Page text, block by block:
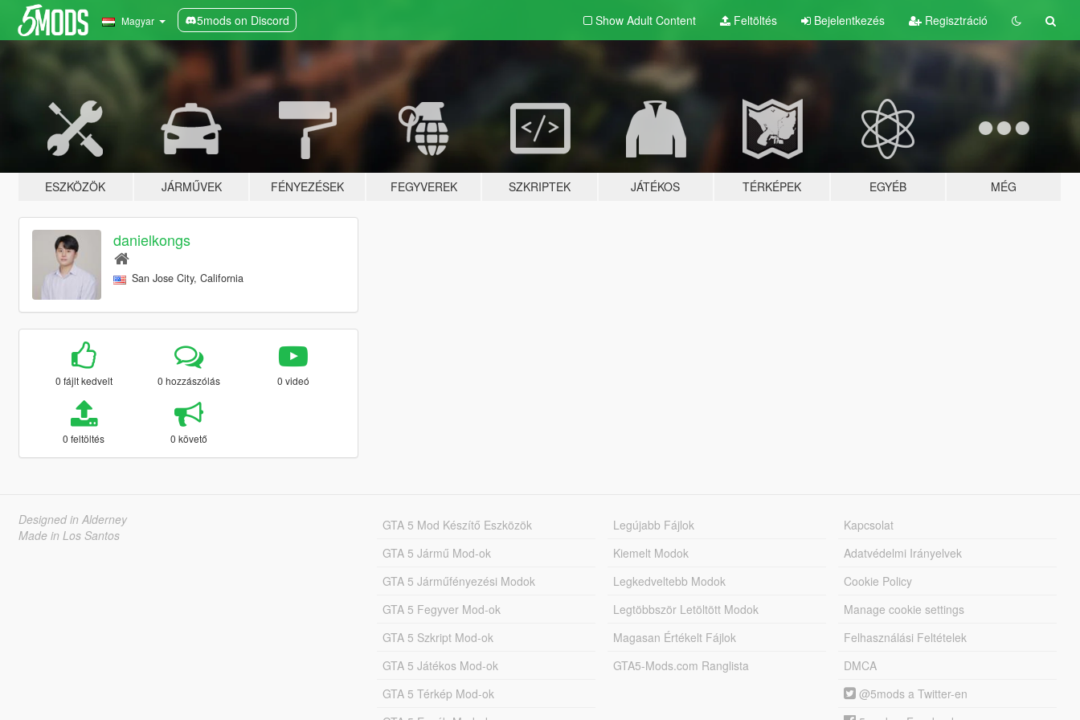
Magyar 5mods on Discord Show Adult Content Feltöltés Bejelentkezés Regisztráció
ESZKÖZÖK JÁRMŰVEK FÉNYEZÉSEK FEGYVEREK SZKRIPTEK JÁTÉKOS TÉRKÉPEK EGYÉB MÉG
danielkongs
San Jose City, California
0 fájlt kedvelt 0 hozzászólás 0 videó
0 feltöltés 0 követő
Designed in Alderney
Made in Los Santos
GTA 5 Mod Készítő Eszközök
GTA 5 Jármű Mod-ok
GTA 5 Járműfényezési Modok
GTA 5 Fegyver Mod-ok
GTA 5 Szkript Mod-ok
GTA 5 Játékos Mod-ok
GTA 5 Térkép Mod-ok
Legújabb Fájlok
Kiemelt Modok
Legkedveltebb Modok
Legtöbbször Letöltött Modok
Magasan Értékelt Fájlok
GTA5-Mods.com Ranglista
Kapcsolat
Adatvédelmi Irányelvek
Cookie Policy
Manage cookie settings
Felhasználási Feltételek
DMCA
@5mods a Twitter-en